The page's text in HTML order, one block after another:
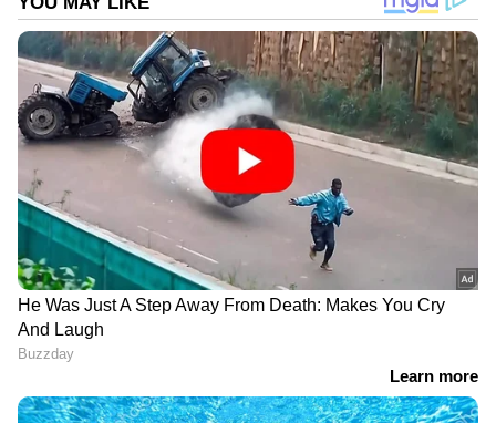
അഭ്യര്‍ത്ഥിച്ചിട്ടുണ്ട്.
DOWNLOAD APP
ഇന്ത്യയിലെയും ലോകമെമ്പാടുമുള്ള എല്ലാ